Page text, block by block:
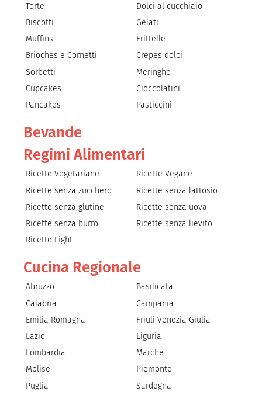
Torte
Dolci al cucchiaio
Biscotti
Gelati
Muffins
Frittelle
Brioches e Cornetti
Crepes dolci
Sorbetti
Meringhe
Cupcakes
Cioccolatini
Pancakes
Pasticcini
Bevande
Regimi Alimentari
Ricette Vegetariane
Ricette Vegane
Ricette senza zucchero
Ricette senza lattosio
Ricette senza glutine
Ricette senza uova
Ricette senza burro
Ricette senza lievito
Ricette Light
Cucina Regionale
Abruzzo
Basilicata
Calabria
Campania
Emilia Romagna
Friuli Venezia Giulia
Lazio
Liguria
Lombardia
Marche
Molise
Piemonte
Puglia
Sardegna